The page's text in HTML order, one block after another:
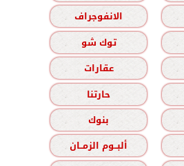
الانفوجراف
توك شو
عقارات
حارتنا
بنوك
ألبــوم الزمــان